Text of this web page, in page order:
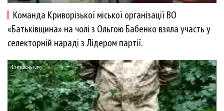
Команда Криворізької міської організації ВО
«Батьківщина» на чолі з Ольгою Бабенко взяла участь у
селекторній нараді з Лідером партії.
1 тиждень тому